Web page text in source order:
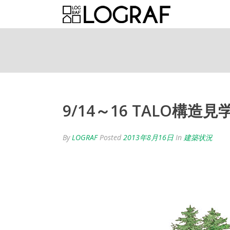
9/14～16 TALO構造見
ByLOGRAF Posted 2013年8月16日 In 建築状況